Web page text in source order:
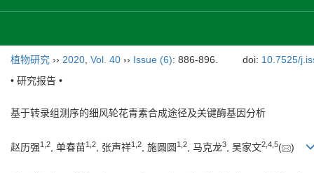
植物研究 ›› 2020 Vol. 40 ›› Issue (6): 886-896. doi: 10.7525/
• 研究报告 •
基于转录组测序的细风轮花青素合成途径及关键酶基因分析
赵历强1 2, 单春苗1 2, 张声祥1 2, 施圆圆 1 2, 马克龙3, 吴家文2 4 5( )